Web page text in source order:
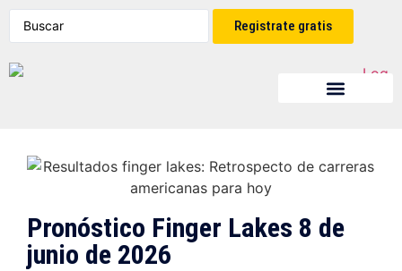
Registrate gratis
Pronóstico Finger Lakes 8 de
junio de 2026